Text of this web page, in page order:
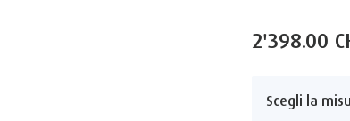
2'398.00
Scegli la